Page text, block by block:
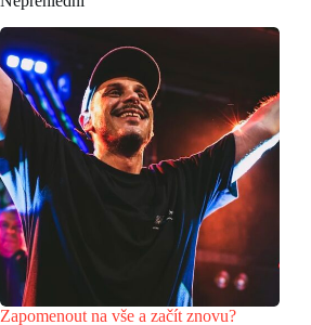
Zapomenout na vše a začít znovu?